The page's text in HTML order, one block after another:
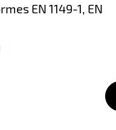
EN 1149-1, EN